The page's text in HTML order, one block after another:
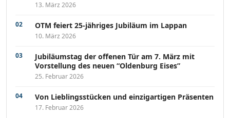
13. März 2026
OTM feiert 25-jähriges Jubiläum im Lappan
10. März 2026
Jubiläumstag der offenen Tür am 7. März mit
Vorstellung des neuen “Oldenburg Eises”
25. Februar 2026
Von Lieblingsstücken und einzigartigen Präsenten
17. Februar 2026